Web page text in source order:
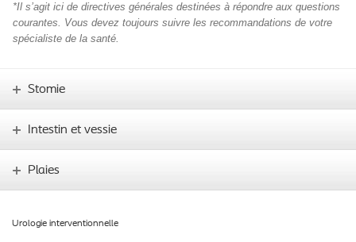
*Il s’agit ici de directives générales destinées à répondre aux questions
courantes. Vous devez toujours suivre les recommandations de votre
spécialiste de la santé.
Stomie
Intestin et vessie
Plaies
Urologie interventionnelle